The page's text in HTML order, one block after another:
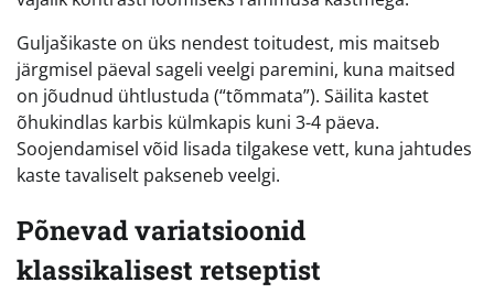
Guljašikaste on üks nendest toitudest, mis maitseb
järgmisel päeval sageli veelgi paremini, kuna maitsed
on jõudnud ühtlustuda (“tõmmata”). Säilita kastet
õhukindlas karbis külmkapis kuni 3-4 päeva.
Soojendamisel võid lisada tilgakese vett, kuna jahtudes
kaste tavaliselt pakseneb veelgi.
Põnevad variatsioonid
klassikalisest retseptist